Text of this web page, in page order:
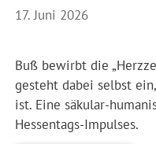
17. Juni 2026
Buß bewirbt die
gesteht dabei selbst
ist. Eine säkular-
Hessentags-Impulses.